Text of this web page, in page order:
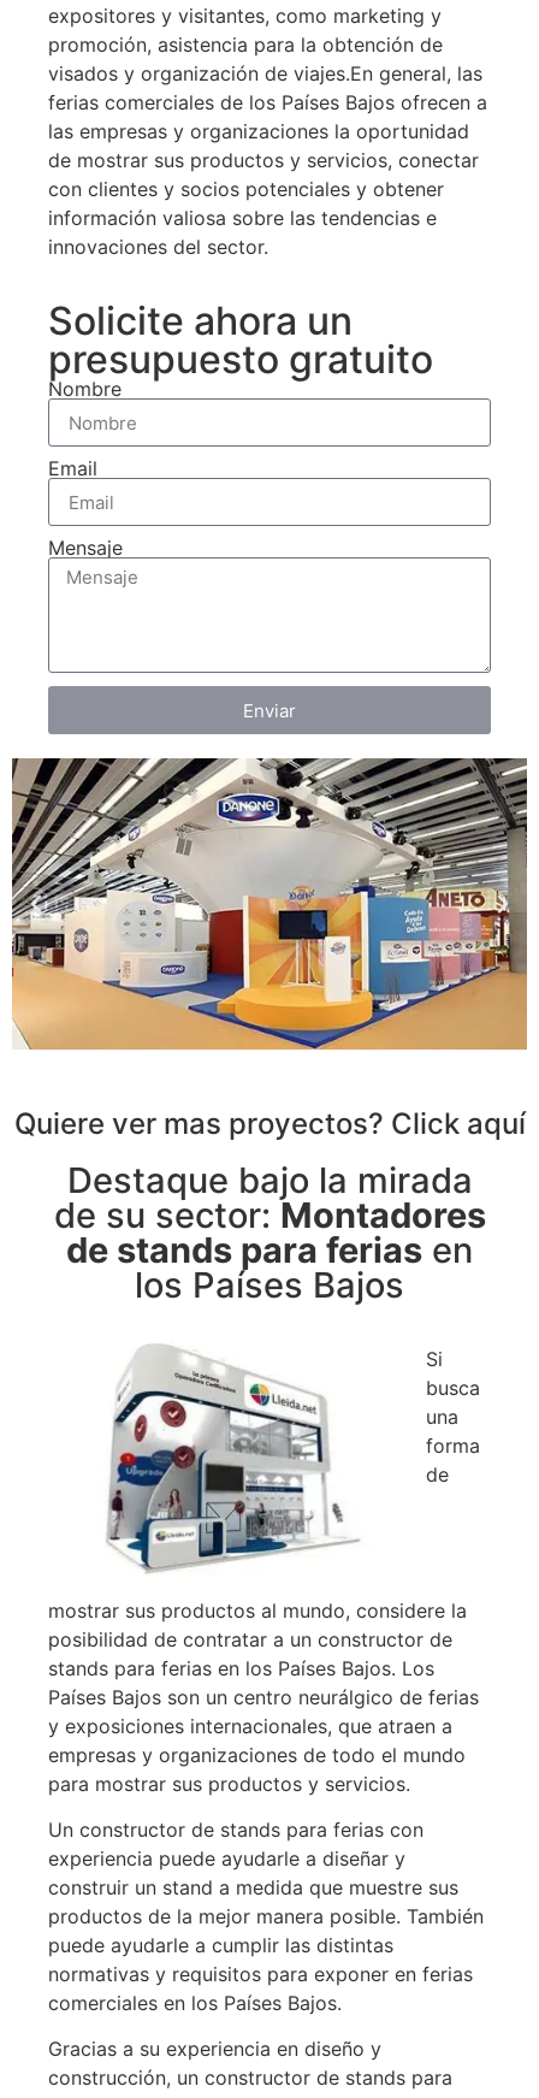
Conozca al mejor
montador de
stands para su
empresa en los
Países Bajos
Cotize su stand
gratuitamente
expositores y visitantes, como marketing y
promoción, asistencia para la obtención de
visados y organización de viajes.En general, las
ferias comerciales de los Países Bajos ofrecen a
las empresas y organizaciones la oportunidad
de mostrar sus productos y servicios, conectar
con clientes y socios potenciales y obtener
información valiosa sobre las tendencias e
innovaciones del sector.
Solicite ahora un
presupuesto gratuito
Nombre
Email
Mensaje
Enviar
Quiere ver mas proyectos? Click aquí
Destaque bajo la mirada
de su sector: Montadores
de stands para ferias en
los Países Bajos
Si
busca
una
forma
de
mostrar sus productos al mundo, considere la
posibilidad de contratar a un constructor de
stands para ferias en los Países Bajos. Los
Países Bajos son un centro neurálgico de ferias
y exposiciones internacionales, que atraen a
empresas y organizaciones de todo el mundo
para mostrar sus productos y servicios.
Un constructor de stands para ferias con
experiencia puede ayudarle a diseñar y
construir un stand a medida que muestre sus
productos de la mejor manera posible. También
puede ayudarle a cumplir las distintas
normativas y requisitos para exponer en ferias
comerciales en los Países Bajos.
Gracias a su experiencia en diseño y
construcción, un constructor de stands para